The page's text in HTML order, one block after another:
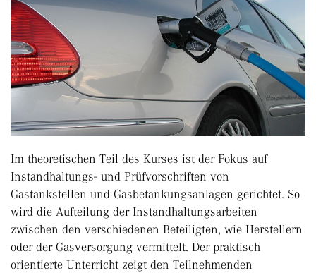
Im theoretischen Teil des Kurses ist der Fokus auf
Instandhaltungs- und Prüfvorschriften von
Gastankstellen und Gasbetankungsanlagen gerichtet. So
wird die Aufteilung der Instandhaltungsarbeiten
zwischen den verschiedenen Beteiligten, wie Herstellern
oder der Gasversorgung vermittelt. Der praktisch
orientierte Unterricht zeigt den Teilnehmenden